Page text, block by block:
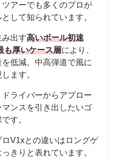
アーでも多くのプロが
して知られています。
出す高いボール初速
も厚いケース層により、
低減。中高弾道で風に
ます。
ドライバーからアプロー
ンスを引き出したいゴ
す。
V1xとの違いはロングゲ
きりと表れています。